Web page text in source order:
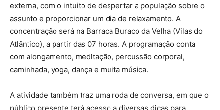
externa, com o intuito de despertar a população sobre o
assunto e proporcionar um dia de relaxamento. A
concentração será na Barraca Buraco da Velha (Vilas do
Atlântico), a partir das 07 horas. A programação conta
com alongamento, meditação, percussão corporal,
caminhada, yoga, dança e muita música.
A atividade também traz uma roda de conversa, em que o
público presente terá acesso a diversas dicas para